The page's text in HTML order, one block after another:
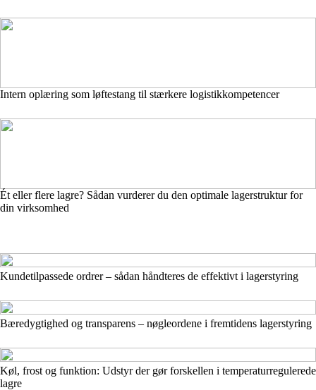
Intern oplæring som løftestang til stærkere logistikkompetencer
Ét eller flere lagre? Sådan vurderer du den optimale lagerstruktur for
din virksomhed
Kundetilpassede ordrer – sådan håndteres de effektivt i lagerstyring
Bæredygtighed og transparens – nøgleordene i fremtidens lagerstyring
Køl, frost og funktion: Udstyr der gør forskellen i temperaturregulerede
lagre